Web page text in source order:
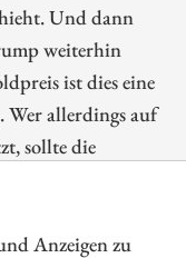
Anzeigen zu
Und dann
weiterhin
ist dies eine
allerdings auf
sollte die
Lahontan Gold